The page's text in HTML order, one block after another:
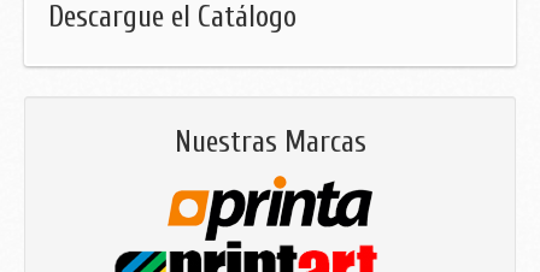
Descargue el Catálogo
Nuestras Marcas